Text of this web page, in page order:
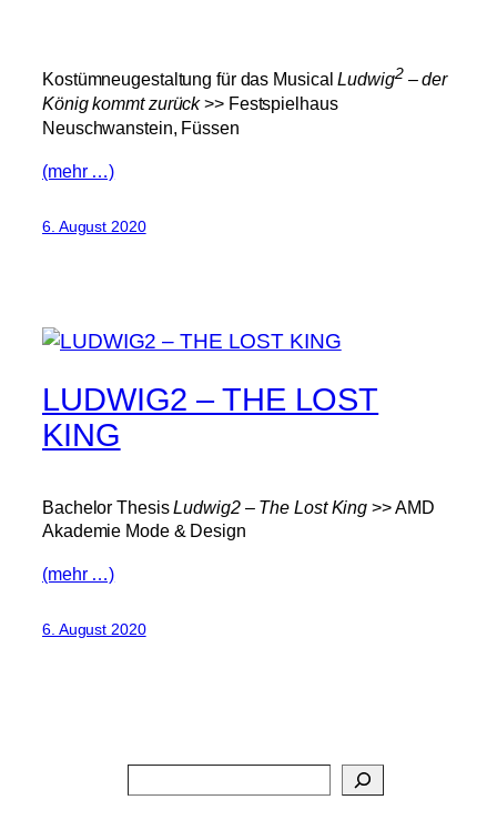
Kostümneugestaltung für das MusicalLudwig2 – der
König kommt zurück>> Festspielhaus
Neuschwanstein, Füssen
(mehr …)
6. August 2020
LUDWIG2 – THE LOST
KING
Bachelor ThesisLudwig2 – The Lost King >> AMD
Akademie Mode & Design
(mehr …)
6. August 2020